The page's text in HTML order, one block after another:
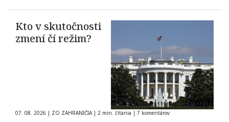
Kto v skutočnosti
zmení čí režim?
07. 08. 2026 | ZO ZAHRANIČIA | 2 min. čítania | 7 komentárov